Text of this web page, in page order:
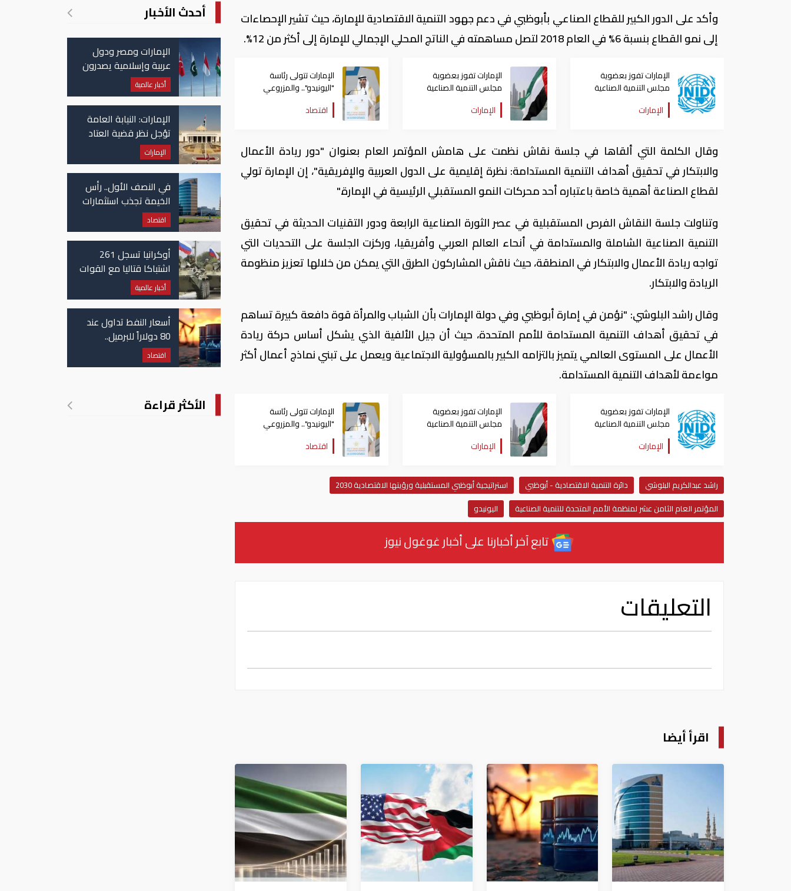
وأكد على الدور الكبير للقطاع الصناعي بأبوظبي في دعم جهود التنمية الاقتصادية للإمارة، حيث تشير الإحصاءات
إلى نمو القطاع بنسبة 6% في العام 2018 لتصل مساهمته في الناتج المحلي الإجمالي للإمارة إلى أكثر من 12%.
الإمارات تفوز بعضوية
مجلس التنمية الصناعية
لمنظمة "اليونيدو"
الإمارات
الإمارات تفوز بعضوية
مجلس التنمية الصناعية
لمنظمة "اليونيدو".. تفاصيل
الإمارات
الإمارات تتولى رئاسة
"اليونيدو".. والمزروعي
يؤكد الالتزام بالتنمية
الصناعية الشاملة
اقتصاد
وقال الكلمة التي ألقاها في جلسة نقاش نظمت على هامش المؤتمر العام بعنوان "دور ريادة الأعمال
والابتكار في تحقيق أهداف التنمية المستدامة: نظرة إقليمية على الدول العربية والإفريقية"، إن الإمارة تولي
لقطاع الصناعة أهمية خاصة باعتباره أحد محركات النمو المستقبلي الرئيسية في الإمارة."
وتناولت جلسة النقاش الفرص المستقبلية في عصر الثورة الصناعية الرابعة ودور التقنيات الحديثة في تحقيق
التنمية الصناعية الشاملة والمستدامة في أنحاء العالم العربي وأفريقيا، وركزت الجلسة على التحديات التي
تواجه ريادة الأعمال والابتكار في المنطقة، حيث ناقش المشاركون الطرق التي يمكن من خلالها تعزيز منظومة
الريادة والابتكار.
وقال راشد البلوشي: "نؤمن في إمارة أبوظبي وفي دولة الإمارات بأن الشباب والمرأة قوة دافعة كبيرة تساهم
في تحقيق أهداف التنمية المستدامة للأمم المتحدة، حيث أن جيل الألفية الذي يشكل أساس حركة ريادة
الأعمال على المستوى العالمي يتميز بالتزامه الكبير بالمسؤولية الاجتماعية ويعمل على تبني نماذج أعمال أكثر
مواءمة لأهداف التنمية المستدامة.
الإمارات تفوز بعضوية
مجلس التنمية الصناعية
لمنظمة "اليونيدو"
الإمارات
الإمارات تفوز بعضوية
مجلس التنمية الصناعية
لمنظمة "اليونيدو".. تفاصيل
الإمارات
الإمارات تتولى رئاسة
"اليونيدو".. والمزروعي
يؤكد الالتزام بالتنمية
الصناعية الشاملة
اقتصاد
راشد عبدالكريم البلوشي دائرة التنمية الاقتصادية - أبوظبي
استراتيجية أبوظبي المستقبلية ورؤيتها الاقتصادية 2030
المؤتمر العام الثامن عشر لمنظمة الأمم المتحدة للتنمية الصناعية
اليونيدو
تابع آخر أخبارنا على أخبار غوغول نيوز
التعليقات
اقرأ أيضا
أحدث الأخبار
الإمارات ومصر ودول
عربية وإسلامية يصدرون
بيانا مشتركا بشأن
الانتهاكات الإسرائيلية
في غزة
أخبار عالمية
الإمارات: النيابة العامة
تؤجل نظر قضية العتاد
العسكري للسودان
الإمارات
في النصف الأول.. رأس
الخيمة تجذب استثمارات
تتجاوز 771 مليون درهم
اقتصاد
أوكرانيا تسجل 261
اشتباكا قتاليا مع القوات
الروسية
أخبار عالمية
أسعار النفط تداول عند
80 دولاراً للبرميل..
وتراجع الأسهم
الأمريكية
اقتصاد
الأكثر قراءة